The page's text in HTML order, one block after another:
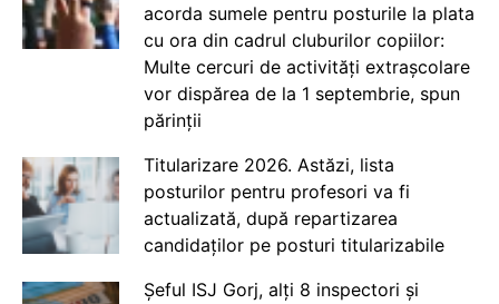
acorda sumele pentru posturile la plata
cu ora din cadrul cluburilor copiilor:
Multe cercuri de activități extrașcolare
vor dispărea de la 1 septembrie, spun
părinții
Titularizare 2026. Astăzi, lista
posturilor pentru profesori va fi
actualizată, după repartizarea
candidaților pe posturi titularizabile
Șeful ISJ Gorj, alți 8 inspectori și